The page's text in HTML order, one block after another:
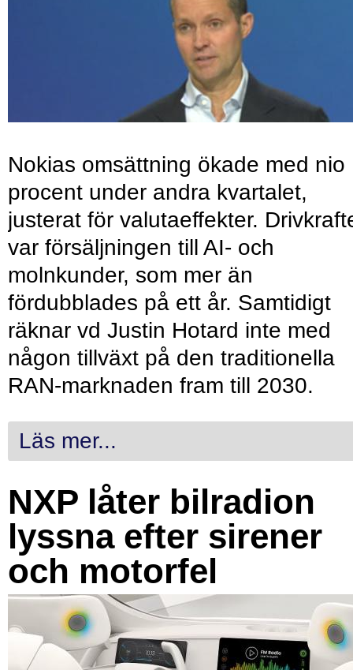
Nokias omsättning ökade med nio
procent under andra kvartalet,
justerat för valutaeffekter.
var försäljningen till AI- och
molnkunder, som mer än
fördubblades på ett år. Samtidigt
räknar vd Justin Hotard inte med
någon tillväxt på den traditionella
RAN-marknaden fram till 2030.
Läs mer...
NXP låter bilradion
lyssna efter sirener
och motorfel